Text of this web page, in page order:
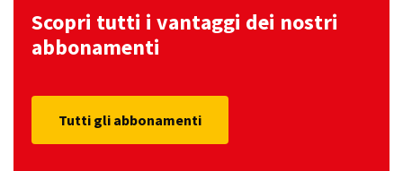
Scopri tutti i vantaggi dei nostri
abbonamenti
Tutti gli abbonamenti